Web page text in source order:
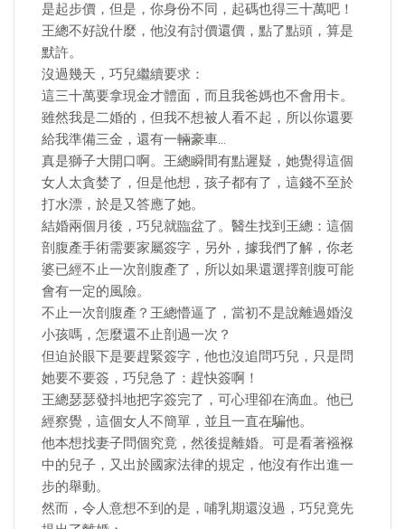
是起步價，但是，你身份不同，起碼也得三十萬吧！
王總不好說什麼，他沒有討價還價，點了點頭，算是
默許。
沒過幾天，巧兒繼續要求：
這三十萬要拿現金才體面，而且我爸媽也不會用卡。
雖然我是二婚的，但我不想被人看不起，所以你還要
給我準備三金，還有一輛豪車…
真是獅子大開口啊。王總瞬間有點遲疑，她覺得這個
女人太貪婪了，但是他想，孩子都有了，這錢不至於
打水漂，於是又答應了她。
結婚兩個月後，巧兒就臨盆了。醫生找到王總：這個
剖腹產手術需要家屬簽字，另外，據我們了解，你老
婆已經不止一次剖腹產了，所以如果還選擇剖腹可能
會有一定的風險。
不止一次剖腹產？王總懵逼了，當初不是說離過婚沒
小孩嗎，怎麼還不止剖過一次？
但迫於眼下是要趕緊簽字，他也沒追問巧兒，只是問
她要不要簽，巧兒急了：趕快簽啊！
王總瑟瑟發抖地把字簽完了，可心理卻在滴血。他已
經察覺，這個女人不簡單，並且一直在騙他。
他本想找妻子問個究竟，然後提離婚。可是看著襁褓
中的兒子，又出於國家法律的規定，他沒有作出進一
步的舉動。
然而，令人意想不到的是，哺乳期還沒過，巧兒竟先